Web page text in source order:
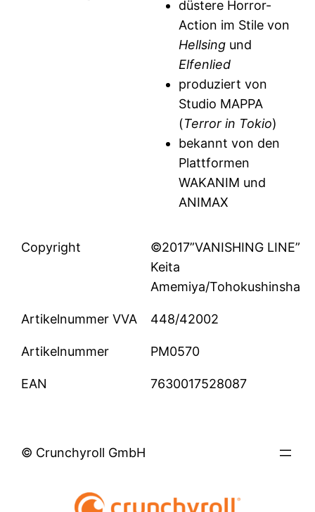
düstere Horror-
Action im Stile von
Hellsing und
Elfenlied
produziert von
Studio MAPPA
(Terror in Tokio)
bekannt von den
Plattformen
WAKANIM und
ANIMAX
Copyright
©2017”VANISHING LINE”
Keita
Amemiya/Tohokushinsha
Artikelnummer VVA 448/42002
Artikelnummer PM0570
EAN 7630017528087
© Crunchyroll GmbH